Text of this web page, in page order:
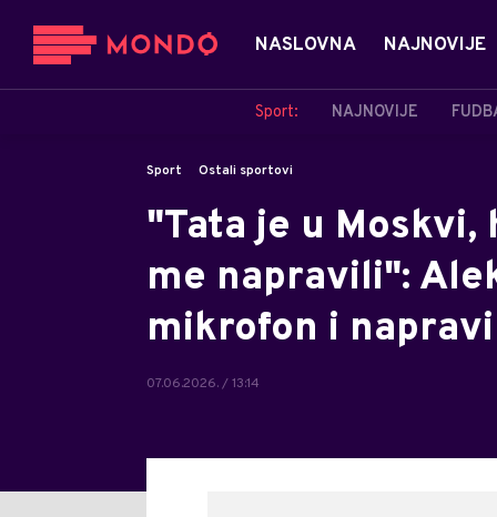
NASLOVNA NAJNOVIJE
Sport: NAJNOVIJE
Sport Ostali sportovi
"Tata je u
me napravili":
mikrofon i
07.06.2026. / 13:14